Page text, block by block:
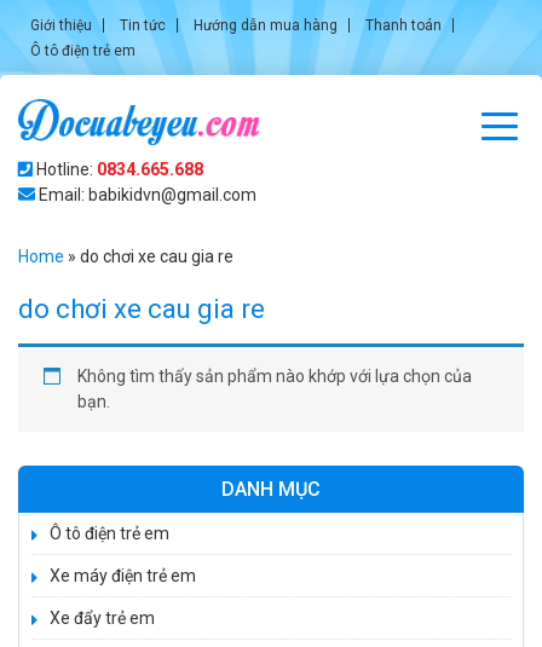
Giới thiệu Tin tức Hướng dẫn mua hàng
Thanh toán
Ô tô điện trẻ em
Hotline: 0834.665.688
Email: babikidvn@gmail.com
Home » do chơi xe cau gia re
do chơi xe cau gia re
Không tìm thấy sản phẩm nào khớp với lựa chọn của
bạn.
DANH MỤC
Ô tô điện trẻ em
Xe máy điện trẻ em
Xe đẩy trẻ em